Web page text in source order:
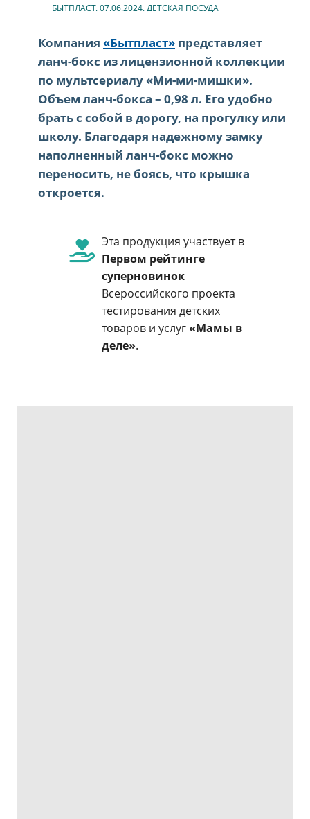
БЫТПЛАСТ. 07.06.2024. ДЕТСКАЯ ПОСУДА
Компания «Бытпласт» представляет
ланч-бокс из лицензионной коллекции
по мультсериалу «Ми-ми-мишки».
Объем ланч-бокса – 0,98 л. Его удобно
брать с собой в дорогу, на прогулку или
школу. Благодаря надежному замку
наполненный ланч-бокс можно
переносить, не боясь, что крышка
откроется.
Эта продукция участвует в
Первом рейтинге
суперновинок
Всероссийского проекта
тестирования детских
товаров и услуг«Мамы в
деле».